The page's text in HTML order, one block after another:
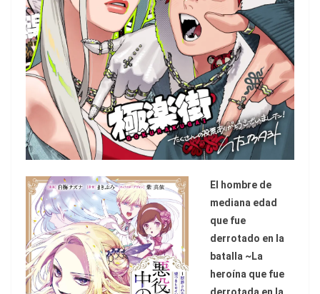
El hombre de
mediana edad
que fue
derrotado en la
batalla ~La
heroína que fue
derrotada en la